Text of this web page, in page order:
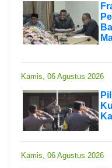
Kamis, 06 Agustus 2026
Kamis, 06 Agustus 2026